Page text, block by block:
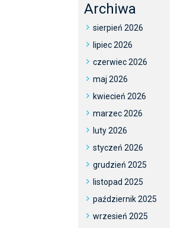
Archiwa
sierpień 2026
lipiec 2026
czerwiec 2026
maj 2026
kwiecień 2026
marzec 2026
luty 2026
styczeń 2026
grudzień 2025
listopad 2025
październik 2025
wrzesień 2025